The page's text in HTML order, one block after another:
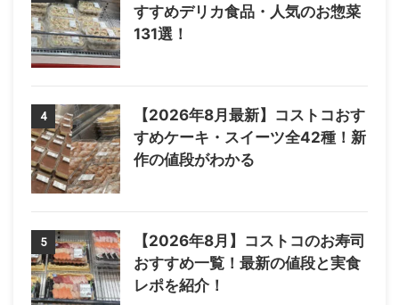
すすめデリカ食品・人気のお惣菜
131選！
4
【2026年8月最新】コストコおす
すめケーキ・スイーツ全42種！新
作の値段がわかる
5
【2026年8月】コストコのお寿司
おすすめ一覧！最新の値段と実食
レポを紹介！